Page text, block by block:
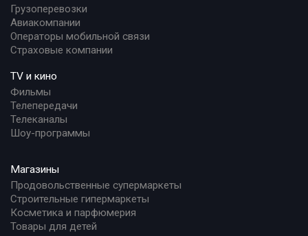
Грузоперевозки
Авиакомпании
Операторы мобильной связи
Страховые компании
TV и кино
Фильмы
Телепередачи
Телеканалы
Шоу-программы
Магазины
Продовольственные супермаркеты
Строительные гипермаркеты
Косметика и парфюмерия
Товары для детей